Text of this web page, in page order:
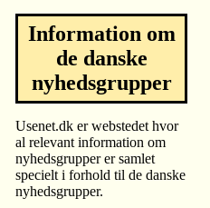
Information om
de danske
nyhedsgrupper
Usenet.dk er webstedet hvor
al relevant information om
nyhedsgrupper er samlet
specielt i forhold til de danske
nyhedsgrupper.